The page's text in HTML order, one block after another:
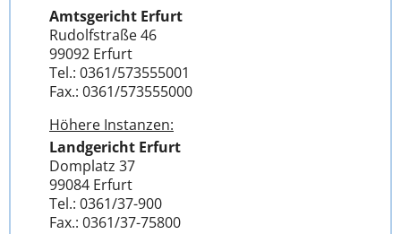
Amtsgericht Erfurt
Rudolfstraße 46
99092 Erfurt
Tel.: 0361/573555001
Fax.: 0361/573555000
Höhere Instanzen:
Landgericht Erfurt
Domplatz 37
99084 Erfurt
Tel.: 0361/37-900
Fax.: 0361/37-75800